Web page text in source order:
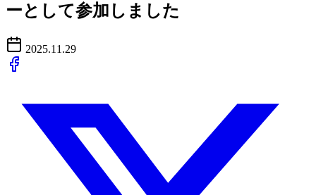
ーとして参加しました
2025.11.29